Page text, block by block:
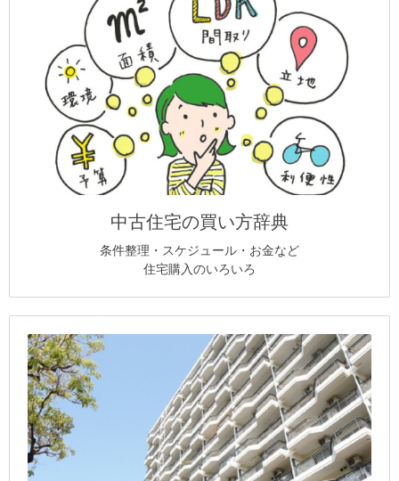
中古住宅の買い方辞典
条件整理・スケジュール・お金など
住宅購入のいろいろ